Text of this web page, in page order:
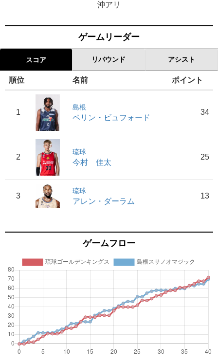
沖アリ
ゲームリーダー
スコア リバウンド アシスト
順位 名前 ポイント
1
島根
ペリン・ビュフォード
34
2
琉球
今村 佳太
25
3
琉球
アレン・ダーラム
13
ゲームフロー